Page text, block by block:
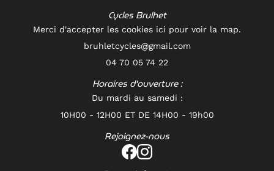
Cycles Brulhet
Merci d'accepter les cookies ici pour voir la map.
04 70 05 74 22
Horaires d'ouverture :
Du mardi au samedi :
10H00 - 12H00 ET DE 14H00 - 19h00
Rejoignez-nous